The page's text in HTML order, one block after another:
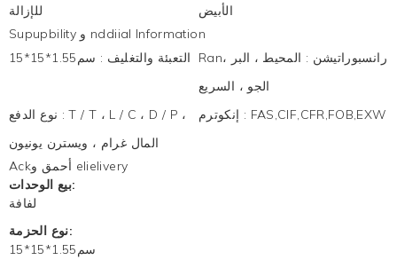
للإزالة
الأبيض
Supupbility و nddiial Information
التعبئة والتغليف : سم1.55*15*15 Ranرانسبوراتيشن : المحيط ، البر ،
الجو ، السريع
:T / T ، L / C ، D / P ،
المال غرام ، ويسترن يونيون
: FAS,CIF,CFR,FOB,EXW
Ackأحمق و elielivery
بيع الوحدات:
لفافة
نوع الحزمة:
سم1.55*15*15